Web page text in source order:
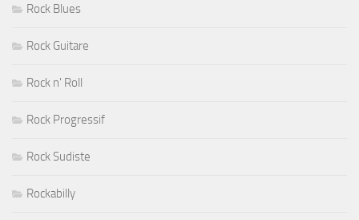
Rock Blues
Rock Guitare
Rock n' Roll
Rock Progressif
Rock Sudiste
Rockabilly